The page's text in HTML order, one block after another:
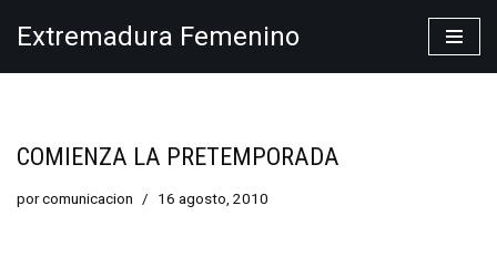
Extremadura Femenino
COMIENZA LA PRETEMPORADA
porcomunicacion 16 agosto, 2010